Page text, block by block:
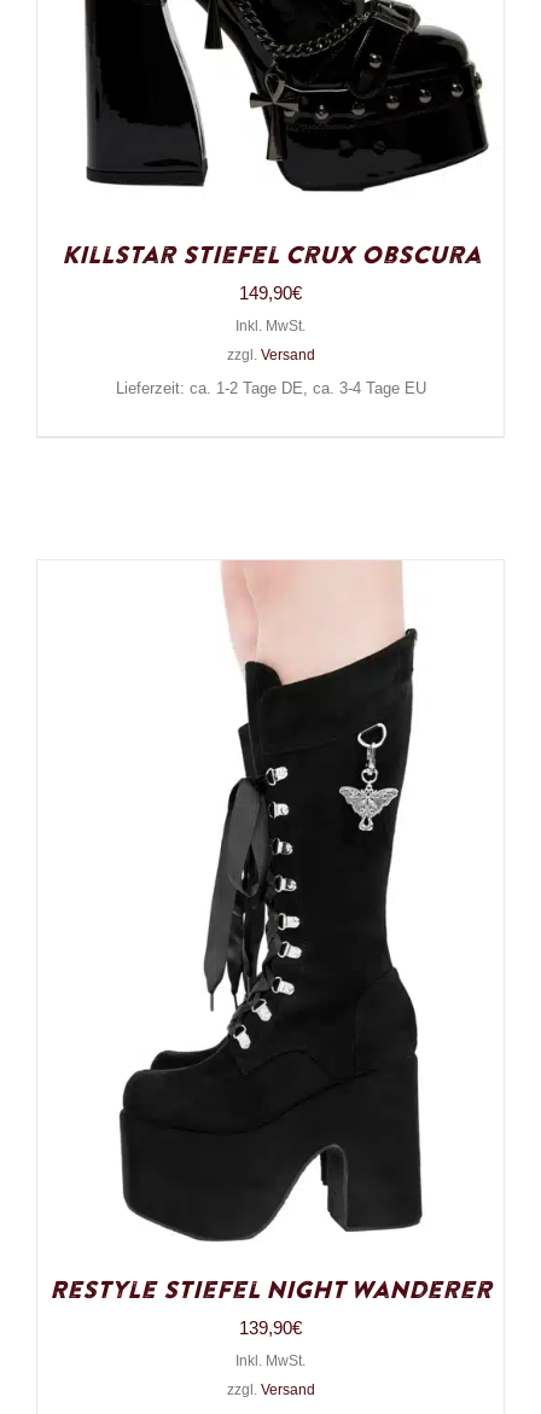
Killstar Stiefel Crux Obscura
149,90€
Inkl. MwSt.
zzgl. Versand
Lieferzeit: ca. 1-2 Tage DE, ca. 3-4 Tage EU
Restyle Stiefel Night Wanderer
139,90€
Inkl. MwSt.
zzgl. Versand